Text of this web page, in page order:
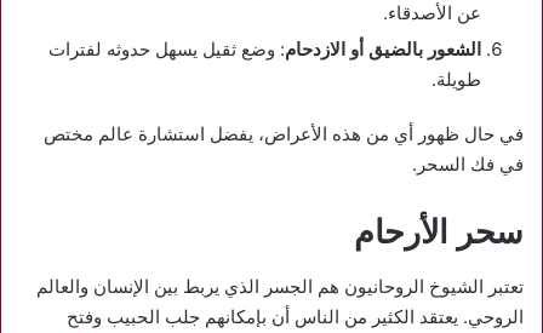
عن الأصدقاء.
الشعور بالضيق أو الازدحام: وضع ثقيل يسهل حدوثه لفترات
طويلة.
في حال ظهور أي من هذه الأعراض، يفضل استشارة عالم مختص
في فك السحر.
سحر الأرحام
تعتبر الشيوخ الروحانيون هم الجسر الذي يربط بين الإنسان والعالم
الروحي. يعتقد الكثير من الناس أن بإمكانهم جلب الحبيب وفتح